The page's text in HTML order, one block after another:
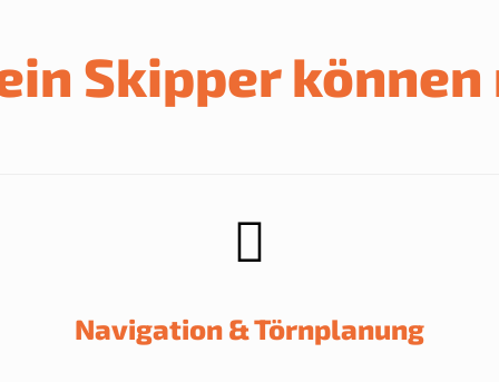
Skipper können
Navigation & Törnplanung